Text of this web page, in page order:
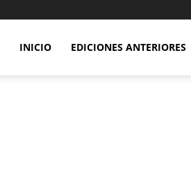
INICIO EDICIONES ANTERIORES